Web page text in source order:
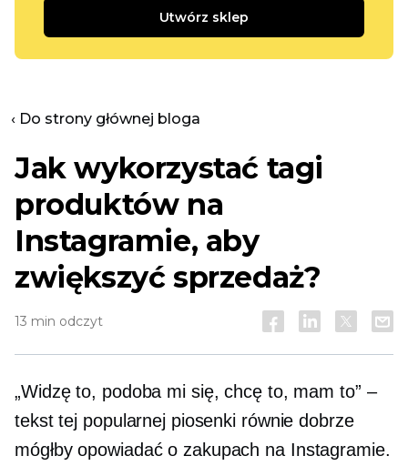
Utwórz sklep
‹ Do strony głównej bloga
Jak wykorzystać tagi
produktów na
Instagramie, aby
zwiększyć sprzedaż?
13 min odczyt
„Widzę to, podoba mi się, chcę to, mam to” –
tekst tej popularnej piosenki równie dobrze
mógłby opowiadać o zakupach na Instagramie.